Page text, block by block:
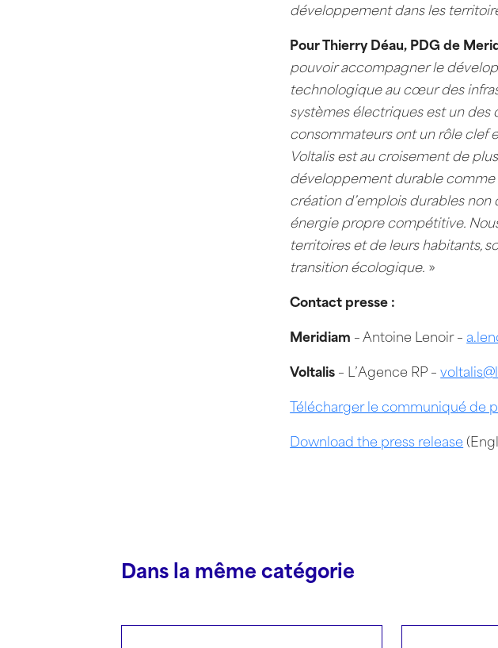
développement dans les
Pour Thierry Déau, PDG de
pouvoir accompagner le
technologique au cœur des
systèmes électriques est un des
consommateurs ont un rôle clef
Voltalis est au croisement de
développement durable
création d’emplois durables non
énergie propre compétitive.
territoires et de leurs habitants,
transition écologique. »
Contact presse :
Meridiam – Antoine Lenoir –
Voltalis – L’Agence RP –
Télécharger le communiqué de
Download the press release
Dans la même catégorie